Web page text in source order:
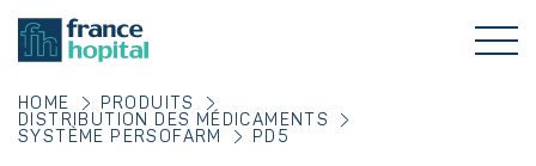
HOME
PRODUITS
DISTRIBUTION DES MÉDICAMENTS
SYSTÈME PERSOFARM
PD5